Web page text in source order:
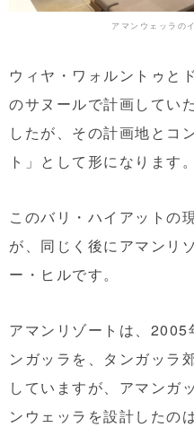
アマンウェッラの
ウィヤ・ワォルントゥと
のサヌールで計画してい
したが、その計画地とコ
ト」として形になります。
このバリ・ハイアットの
が、同じく後にアマンリ
ー・ヒルです。
アマンリゾートは、2005
ンガッラを、タンガッラ
していますが、アマンガ
ンウェッラを設計したの